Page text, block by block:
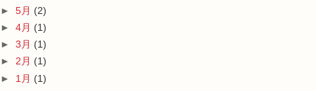
► 5月 (2)
► 4月 (1)
► 3月 (1)
► 2月 (1)
► 1月 (1)